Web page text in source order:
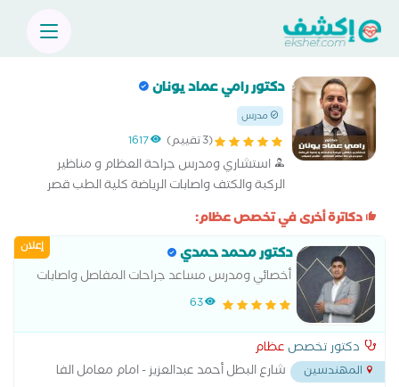
دكتور رامي عماد يونان
مدرس
(3 تقييم) 1617
استشاري ومدرس جراحة العظام و مناظير
الركبة والكتف واصابات الرياضة كلية الطب قصر
العينى
دكاترة أخرى في تخصص عظام:
إعلان دكتور محمد حمدي
أخصائي ومدرس مساعد جراحات المفاصل واصابات
الملاعب والعمود الفقري
63
دكتور تخصص عظام
المهندسين
شارع البطل أحمد عبدالعزيز - امام معامل الفا